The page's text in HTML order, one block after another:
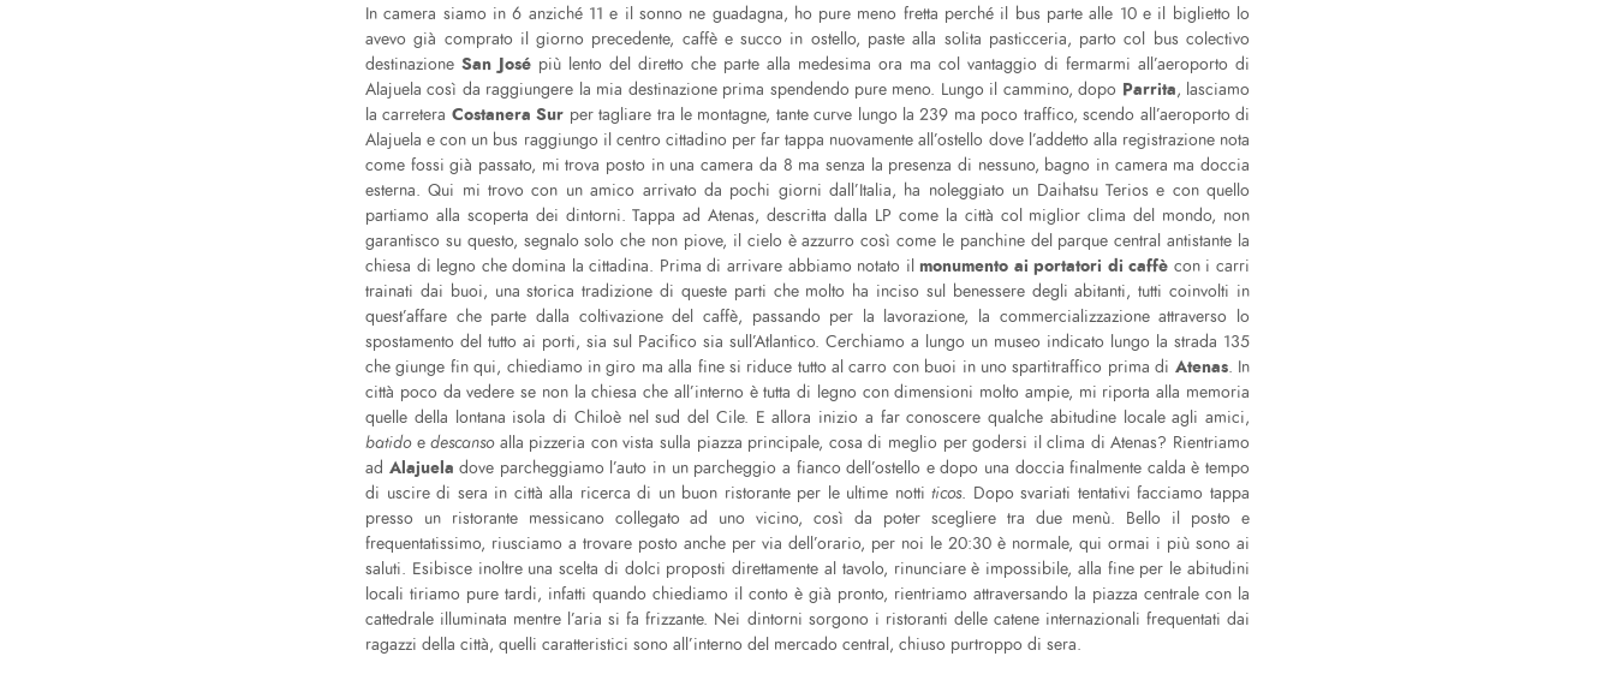
In camera siamo in 6 anziché 11 e il sonno ne guadagna, ho pure meno fretta perché il bus parte alle 10 e il biglietto lo
avevo già comprato il giorno precedente, caffè e succo in ostello, paste alla solita pasticceria, parto col bus colectivo
destinazione San José più lento del diretto che parte alla medesima ora ma col vantaggio di fermarmi all’aeroporto di
Alajuela così da raggiungere la mia destinazione prima spendendo pure meno. Lungo il cammino, dopo Parrita, lasciamo
la carretera Costanera Sur per tagliare tra le montagne, tante curve lungo la 239 ma poco traffico, scendo all’aeroporto di
Alajuela e con un bus raggiungo il centro cittadino per far tappa nuovamente all’ostello dove l’addetto alla registrazione nota
come fossi già passato, mi trova posto in una camera da 8 ma senza la presenza di nessuno, bagno in camera ma doccia
esterna. Qui mi trovo con un amico arrivato da pochi giorni dall’Italia, ha noleggiato un Daihatsu Terios e con quello
partiamo alla scoperta dei dintorni. Tappa ad Atenas, descritta dalla LP come la città col miglior clima del mondo, non
garantisco su questo, segnalo solo che non piove, il cielo è azzurro così come le panchine del parque central antistante la
chiesa di legno che domina la cittadina. Prima di arrivare abbiamo notato ilmonumento ai portatori di caffè con i carri
trainati dai buoi, una storica tradizione di queste parti che molto ha inciso sul benessere degli abitanti, tutti coinvolti in
quest’affare che parte dalla coltivazione del caffè, passando per la lavorazione, la commercializzazione attraverso lo
spostamento del tutto ai porti, sia sul Pacifico sia sull’Atlantico. Cerchiamo a lungo un museo indicato lungo la strada 135
che giunge fin qui, chiediamo in giro ma alla fine si riduce tutto al carro con buoi in uno spartitraffico prima di Atenas. In
città poco da vedere se non la chiesa che all’interno è tutta di legno con dimensioni molto ampie, mi riporta alla memoria
quelle della lontana isola di Chiloè nel sud del Cile. E allora inizio a far conoscere qualche abitudine locale agli amici,
batidoedescansoalla pizzeria con vista sulla piazza principale, cosa di meglio per godersi il clima di Atenas? Rientriamo
ad Alajueladove parcheggiamo l’auto in un parcheggio a fianco dell’ostello e dopo una doccia finalmente calda è tempo
di uscire di sera in città alla ricerca di un buon ristorante per le ultime nottiticos. Dopo svariati tentativi facciamo tappa
presso un ristorante messicano collegato ad uno vicino, così da poter scegliere tra due menù. Bello il posto e
frequentatissimo, riusciamo a trovare posto anche per via dell’orario, per noi le 20:30 è normale, qui ormai i più sono ai
saluti. Esibisce inoltre una scelta di dolci proposti direttamente al tavolo, rinunciare è impossibile, alla fine per le abitudini
locali tiriamo pure tardi, infatti quando chiediamo il conto è già pronto, rientriamo attraversando la piazza centrale con la
cattedrale illuminata mentre l’aria si fa frizzante. Nei dintorni sorgono i ristoranti delle catene internazionali frequentati dai
ragazzi della città, quelli caratteristici sono all’interno del mercado central, chiuso purtroppo di sera.